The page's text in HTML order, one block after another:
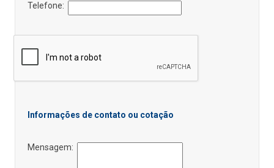
Telefone:
Informações de contato ou cotação
Mensagem: